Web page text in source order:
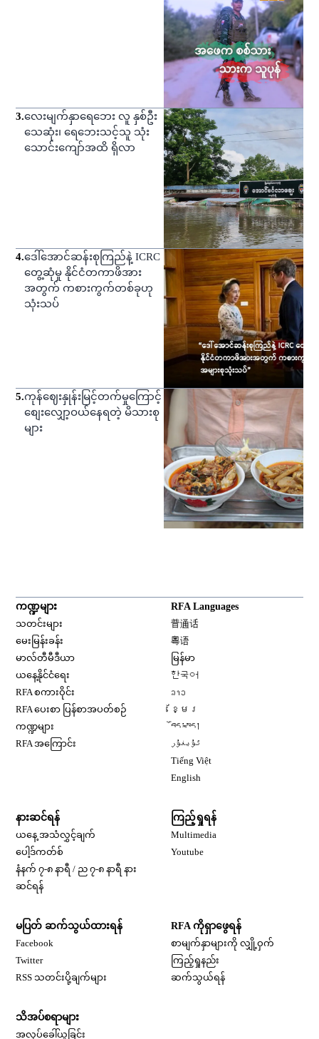
3.လေးမျက်နှာရေဘေး လူ နှစ်ဦး
သေဆုံး၊ ရေဘေးသင့်သူ သုံး
သောင်းကျော်အထိ ရှိလာ
4.ဒေါ်အောင်ဆန်းစုကြည်နဲ့ ICRC
တွေ့ဆုံမှု နိုင်ငံတကာဖိအား
အတွက် ကစားကွက်တစ်ခုဟု
သုံးသပ်
5.ကုန်ဈေးနှုန်းမြင့်တက်မှုကြောင့်
စျေးလျှော့ဝယ်နေရတဲ့ မိသားစု
များ
ကဏ္ဍများ
သတင်းများ
မေးမြန်းခန်း
မာလ်တီမီဒီယာ
ယနေ့နိုင်ငံရေး
RFA စကားဝိုင်း
RFA ပေးစာ ပြန်စာအပတ်စဉ်
ကဏ္ဍများ
RFA အကြောင်း
RFA Languages
普通话
粤语
မြန်မာ
한국어
ລາວ
ខ្មែរ
བོད་སྐད།
ئۇيغۇر
Tiếng Việt
English
နားဆင်ရန်
ယနေ့ အသံလွှင့်ချက်
ပေါ့ဒ်ကတ်စ်
နံနက် ၇-၈ နာရီ / ည ၇-၈ နာရီ နား
ဆင်ရန်
ကြည့်ရှုရန်
Multimedia
Youtube
မပြတ် ဆက်သွယ်ထားရန်
Facebook
Twitter
RSS သတင်းပို့ချက်များ
RFA ကိုရှာဖွေရန်
စာမျက်နှာများကို လျှို့ဝှက်
ကြည့်ရှုနည်း
ဆက်သွယ်ရန်
သိအပ်စရာများ
အလုပ်ခေါ်ယူခြင်း